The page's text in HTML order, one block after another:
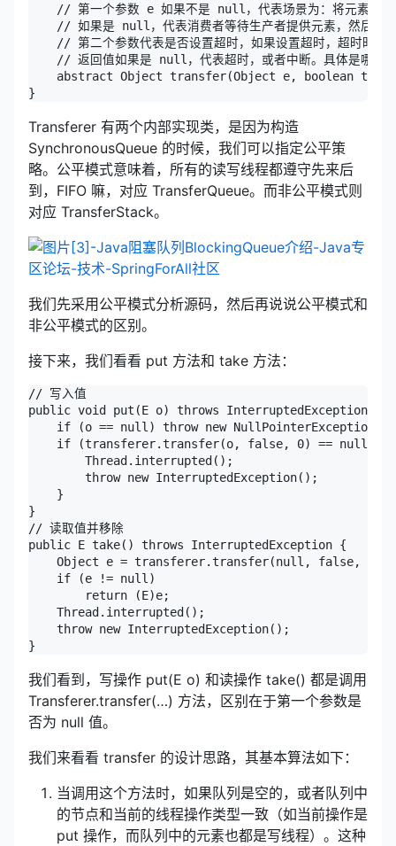
// 第一个参数 e 如果不是 null，代表场景为：将元素从生
// 如果是 null，代表消费者等待生产者提供元素，然后返
// 第二个参数代表是否设置超时，如果设置超时，超时时间
// 返回值如果是 null，代表超时，或者中断。具体是哪个
abstract Object transfer(Object e, boolean
}
Transferer 有两个内部实现类，是因为构造
SynchronousQueue 的时候，我们可以指定公平策
略。公平模式意味着，所有的读写线程都遵守先来后
到，FIFO 嘛，对应 TransferQueue。而非公平模式则
对应 TransferStack。
我们先采用公平模式分析源码，然后再说说公平模式和
非公平模式的区别。
接下来，我们看看 put 方法和 take 方法：
// 写入值
public void put(E o) throws InterruptedException {
    if (o == null) throw new NullPointerException();
if (transferer.transfer(o, false, 0) == null) {
        Thread.interrupted();
        throw new InterruptedException();
    }
}
// 读取值并移除
public E take() throws InterruptedException {
Object e = transferer.transfer(null, false, 0);
    if (e != null)
        return (E)e;
    Thread.interrupted();
    throw new InterruptedException();
}
我们看到，写操作 put(E o) 和读操作 take() 都是调用
Transferer.transfer(…) 方法，区别在于第一个参数是
否为 null 值。
我们来看看 transfer 的设计思路，其基本算法如下：
当调用这个方法时，如果队列是空的，或者队列中
的节点和当前的线程操作类型一致（如当前操作是
put 操作，而队列中的元素也都是写线程）。这种